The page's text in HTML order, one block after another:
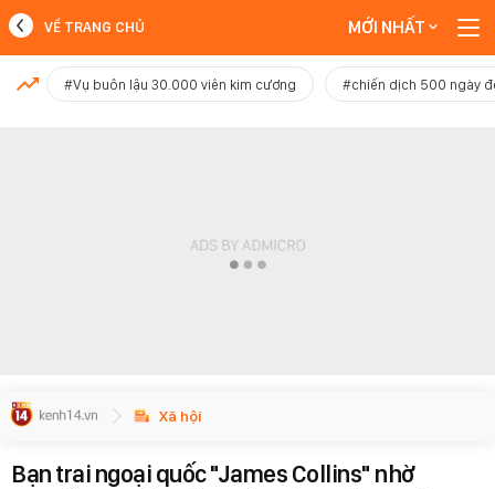
MỚI NHẤT
VỀ TRANG CHỦ MỚI NHẤT
#Vụ buôn lậu 30.000 viên kim cương #chiến dịch 500 ngày
Xã hội
Bạn trai ngoại quốc "James Collins" nhờ